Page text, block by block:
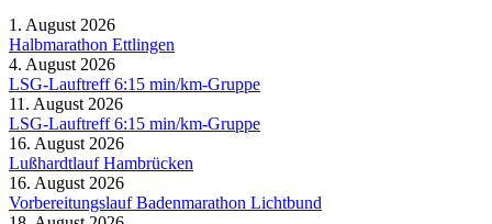
1. August 2026
Halbmarathon Ettlingen
4. August 2026
LSG-Lauftreff 6:15 min/km-Gruppe
11. August 2026
LSG-Lauftreff 6:15 min/km-Gruppe
16. August 2026
Lußhardtlauf Hambrücken
16. August 2026
Vorbereitungslauf Badenmarathon Lichtbund